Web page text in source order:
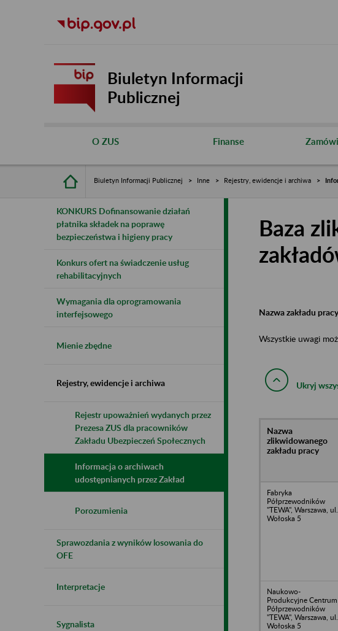
Biuletyn Informacji
Publicznej
O ZUS Finanse
Biuletyn Informacji Publicznej Inne Rejestry, ewidencje i archiwa
KONKURS Dofinansowanie działań
płatnika składek na poprawę
bezpieczeństwa i higieny pracy
Konkurs ofert na świadczenie usług
rehabilitacyjnych
Wymagania dla oprogramowania
interfejsowego
Mienie zbędne
Rejestry, ewidencje i archiwa
Rejestr upoważnień wydanych przez
Prezesa ZUS dla pracowników
Zakładu Ubezpieczeń Społecznych
Informacja o archiwach
udostępnianych przez Zakład
Porozumienia
Sprawozdania z wyników losowania do
OFE
Interpretacje
Sygnalista
Baza
Nazwa zakładu
Wszystkie uwagi
Ukryj
Nazwa
zlikwidowanego
zakładu pracy
Fabryka
Półprzewodników
"TEWA", Warszawa, ul.
Wołoska 5
Naukowo-
Produkcyjne Centrum
Półprzewodników
"TEWA", Warszawa, ul.
Wołoska 5